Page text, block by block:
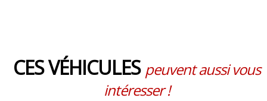
CES VÉHICULES peuvent aussi vous
intéresser !